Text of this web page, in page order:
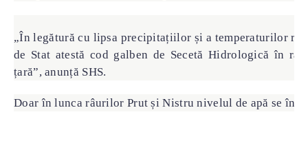
„În legătură cu lipsa precipitațiilor și a temperaturilor
de Stat atestă cod galben de Secetă Hidrologică în
țară”, anunță SHS.
Doar în lunca râurilor Prut și Nistru nivelul de apă se